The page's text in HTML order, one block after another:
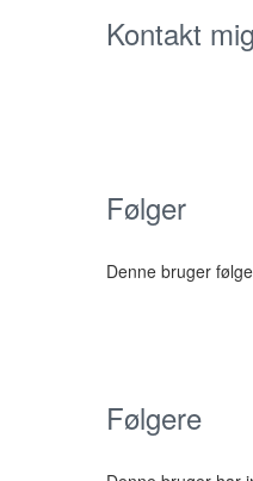
Kontakt mig
Følger
Denne bruger
Følgere